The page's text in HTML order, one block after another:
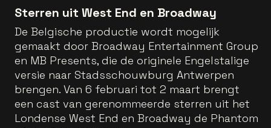
Sterren uit West End en Broadway
De Belgische productie wordt mogelijk
gemaakt door Broadway Entertainment Group
en MB Presents, die de originele Engelstalige
versie naar Stadsschouwburg Antwerpen
brengen. Van 6 februari tot 2 maart brengt
een cast van gerenommeerde sterren uit het
Londense West End en Broadway de Phantom